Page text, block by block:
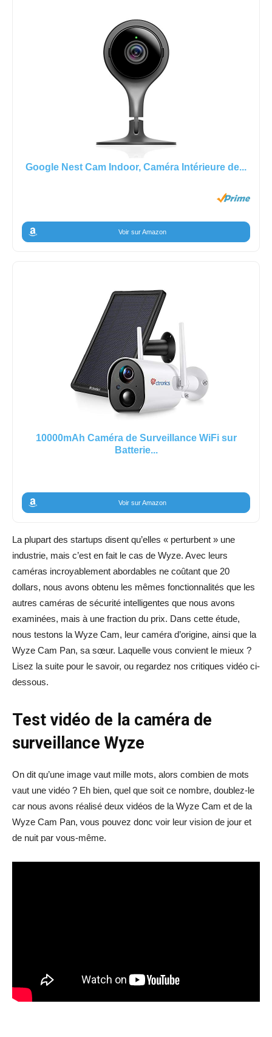
Google Nest Cam Indoor, Caméra Intérieure de...
Voir sur Amazon
10000mAh Caméra de Surveillance WiFi sur
Batterie...
Voir sur Amazon
La plupart des startups disent qu’elles « perturbent » une
industrie, mais c’est en fait le cas de Wyze. Avec leurs
caméras incroyablement abordables ne coûtant que 20
dollars, nous avons obtenu les mêmes fonctionnalités que les
autres caméras de sécurité intelligentes que nous avons
examinées, mais à une fraction du prix. Dans cette étude,
nous testons la Wyze Cam, leur caméra d’origine, ainsi que la
Wyze Cam Pan, sa sœur. Laquelle vous convient le mieux ?
Lisez la suite pour le savoir, ou regardez nos critiques vidéo ci-
dessous.
Test vidéo de la caméra de
surveillance Wyze
On dit qu’une image vaut mille mots, alors combien de mots
vaut une vidéo ? Eh bien, quel que soit ce nombre, doublez-le
car nous avons réalisé deux vidéos de la Wyze Cam et de la
Wyze Cam Pan, vous pouvez donc voir leur vision de jour et
de nuit par vous-même.